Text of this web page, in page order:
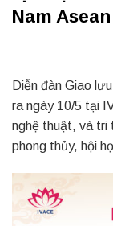
Nam Asean
Diễn đàn Giao
ra ngày 10/5 tại
nghệ thuật, và
phong thủy, hội